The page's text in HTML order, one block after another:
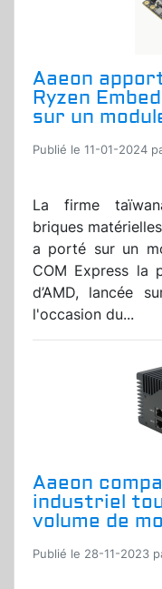
Aaeon
Ryzen
sur un
Publié le 11-01-2024
La firme
briques
a porté sur un
COM Express la
d’AMD, lancée
l'occasion du...
Aaeon
industriel
volume de
Publié le 28-11-2023